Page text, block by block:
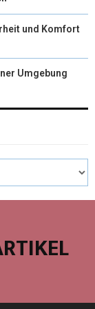
und Komfort
Umgebung